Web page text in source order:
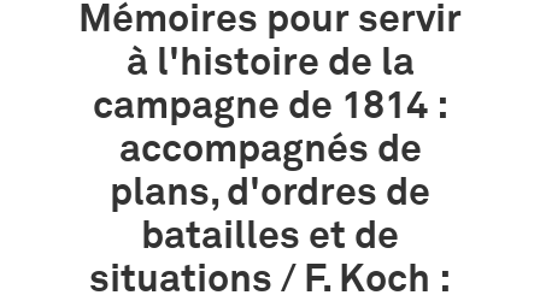
Mémoires pour servir
à l'histoire de la
campagne de 1814 :
accompagnés de
plans, d'ordres de
batailles et de
situations / F. Koch :